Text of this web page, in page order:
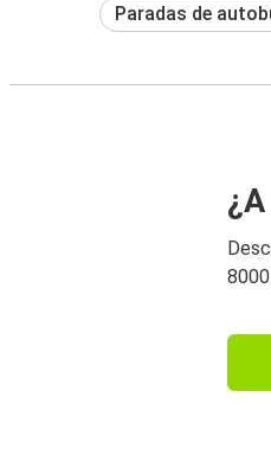
Paradas de